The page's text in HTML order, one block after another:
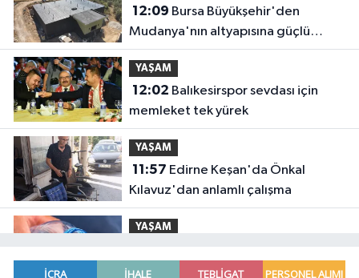
12:09
Mudanya'nın altyapısına güçlü
yatırım
YAŞAM
12:02
memleket tek yürek
YAŞAM
11:57
Kılavuz'dan anlamlı çalışma
YAŞAM
Uzmanlardan Türkiye için uyarı